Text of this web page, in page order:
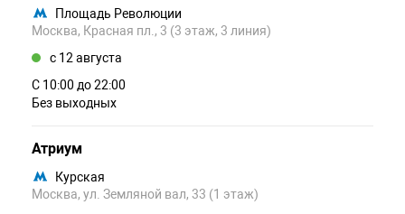
Площадь Революции
Москва, Красная пл., 3 (3 этаж, 3 линия)
c 12 августа
С 10:00 до 22:00
Без выходных
Атриум
Курская
Москва, ул. Земляной вал, 33 (1 этаж)